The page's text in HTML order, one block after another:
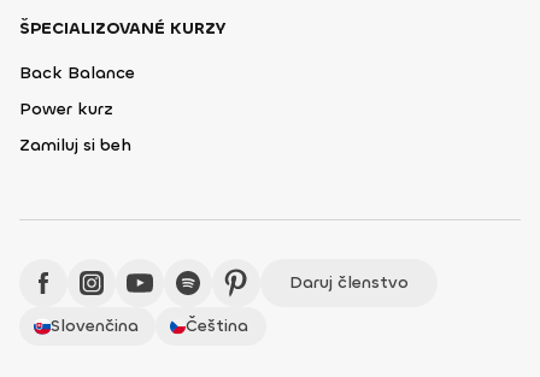
ŠPECIALIZOVANÉ KURZY
Back Balance
Power kurz
Zamiluj si beh
Daruj členstvo
Slovenčina
Čeština